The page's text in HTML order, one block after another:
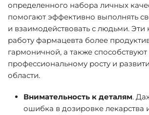
определенного набора личных
помогают эффективно выполнять
и взаимодействовать с людьми. Эти
работу фармацевта более
гармоничной, а также способствуют
профессиональному росту и
области.
Внимательность к деталям.
ошибка в дозировке лекарства